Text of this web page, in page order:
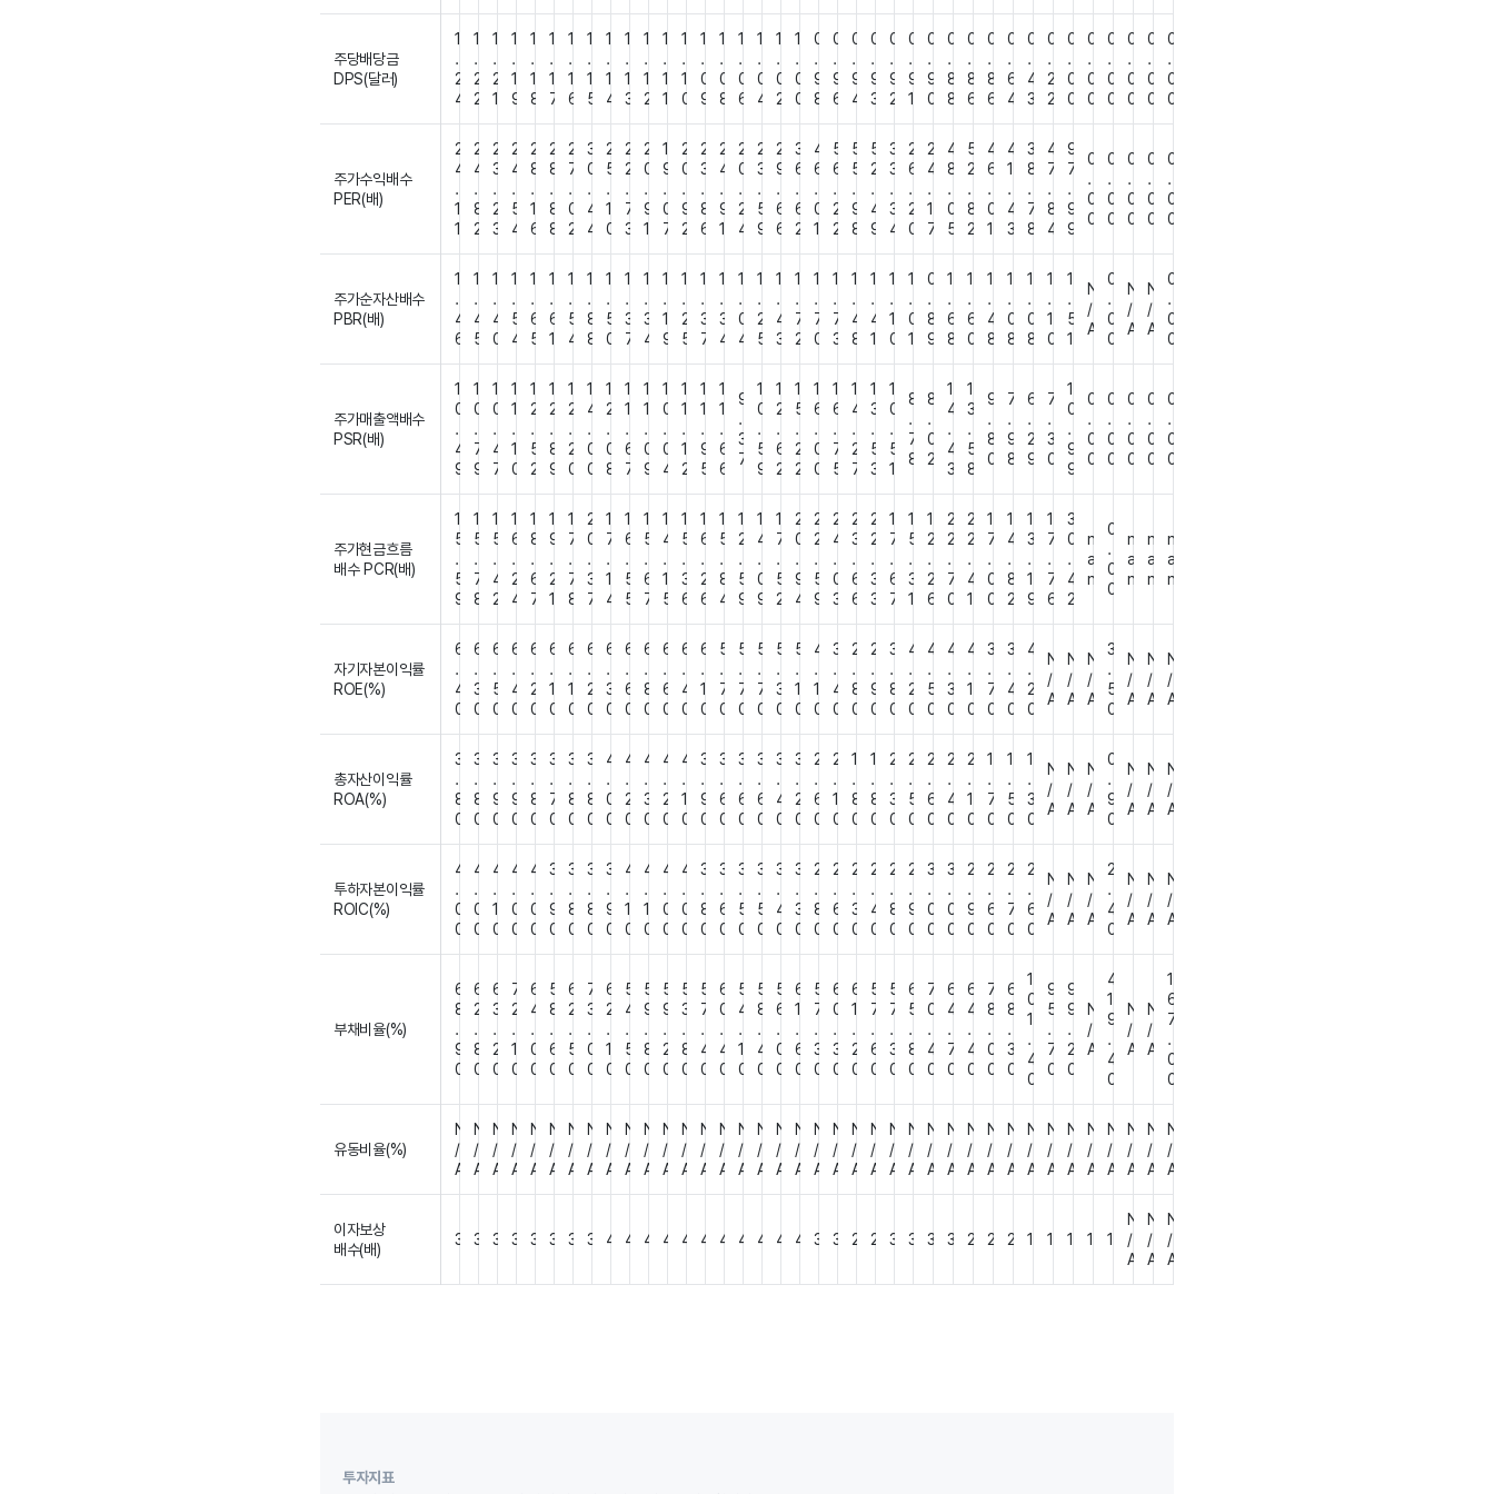
주당배당금
DPS(달러)
1
.
2
4
1
.
2
2
1
.
2
1
1
.
1
9
1
.
1
8
1
.
1
7
1
.
1
6
1
.
1
5
1
.
1
4
1
.
1
3
1
.
1
2
1
.
1
1
1
.
1
0
1
.
0
9
1
.
0
8
1
.
0
6
1
.
0
4
1
.
0
2
1
.
0
0
0
.
9
8
0
.
9
6
0
.
9
4
0
.
9
3
0
.
9
2
0
.
9
1
0
.
9
0
0
.
8
8
0
.
8
6
0
.
8
6
0
.
6
4
0
.
4
3
0
.
2
2
0
.
0
0
0
.
0
0
0
.
0
0
0
.
0
0
0
.
0
0
0
.
0
0
주가수익배수
PER(배)
2
4
.
1
1
2
4
.
8
2
2
3
.
2
3
2
4
.
5
4
2
8
.
1
6
2
8
.
8
8
2
7
.
0
2
3
0
.
4
4
2
5
.
1
0
2
2
.
7
3
2
0
.
9
1
1
9
.
0
7
2
0
.
9
2
2
3
.
8
6
2
4
.
9
1
2
0
.
2
4
2
3
.
5
9
2
9
.
6
6
3
6
.
6
2
4
6
.
0
1
5
6
.
2
2
5
5
.
9
8
5
2
.
4
9
3
3
.
3
4
2
6
.
2
0
2
4
.
1
7
4
8
.
0
5
5
2
.
8
2
4
6
.
0
1
4
1
.
4
3
3
8
.
7
8
4
7
.
8
4
9
7
.
9
9
0
.
0
0
0
.
0
0
0
.
0
0
0
.
0
0
0
.
0
0
주가순자산배수
PBR(배)
1
.
4
6
1
.
4
5
1
.
4
0
1
.
5
4
1
.
6
5
1
.
6
1
1
.
5
4
1
.
8
8
1
.
5
0
1
.
3
7
1
.
3
4
1
.
1
9
1
.
2
5
1
.
3
7
1
.
3
4
1
.
0
4
1
.
2
5
1
.
4
3
1
.
7
2
1
.
7
0
1
.
7
3
1
.
4
8
1
.
4
1
1
.
1
0
1
.
0
1
0
.
8
9
1
.
6
8
1
.
6
0
1
.
4
8
1
.
0
8
1
.
0
8
1
.
1
0
1
.
5
1
N
/
A
0
.
0
0
N
/
A
N
/
A
0
.
0
0
주가매출액배수
PSR(배)
1
0
.
4
9
1
0
.
7
9
1
0
.
4
7
1
1
.
1
0
1
2
.
5
2
1
2
.
8
9
1
2
.
2
0
1
4
.
0
0
1
2
.
0
8
1
1
.
6
7
1
1
.
0
9
1
0
.
0
4
1
1
.
1
2
1
1
.
9
5
1
1
.
6
6
9
.
3
7
1
0
.
5
9
1
2
.
6
2
1
5
.
2
2
1
6
.
0
0
1
6
.
7
5
1
4
.
2
7
1
3
.
5
3
1
0
.
5
1
8
.
7
8
8
.
0
2
1
4
.
4
3
1
3
.
5
8
9
.
8
0
7
.
9
8
6
.
2
9
7
.
3
0
1
0
.
9
9
0
.
0
0
0
.
0
0
0
.
0
0
0
.
0
0
0
.
0
0
주가현금흐름
배수 PCR(배)
1
5
.
5
9
1
5
.
7
8
1
5
.
4
2
1
6
.
2
4
1
8
.
6
7
1
9
.
2
1
1
7
.
7
8
2
0
.
3
7
1
7
.
1
4
1
6
.
5
5
1
5
.
6
7
1
4
.
1
5
1
5
.
3
6
1
6
.
2
6
1
5
.
8
4
1
2
.
5
9
1
4
.
0
9
1
7
.
5
2
2
0
.
9
4
2
2
.
5
9
2
4
.
0
3
2
3
.
6
6
2
2
.
3
3
1
7
.
6
7
1
5
.
3
1
1
2
.
2
6
2
2
.
7
0
2
2
.
4
1
1
7
.
0
0
1
4
.
8
2
1
3
.
1
9
1
7
.
7
6
3
0
.
4
2
n
a
n
0
.
0
0
n
a
n
n
a
n
n
a
n
자기자본이익률
ROE(%)
6
.
4
0
6
.
3
0
6
.
5
0
6
.
4
0
6
.
2
0
6
.
1
0
6
.
1
0
6
.
2
0
6
.
3
0
6
.
6
0
6
.
8
0
6
.
6
0
6
.
4
0
6
.
1
0
5
.
7
0
5
.
7
0
5
.
7
0
5
.
3
0
5
.
1
0
4
.
1
0
3
.
4
0
2
.
8
0
2
.
9
0
3
.
8
0
4
.
2
0
4
.
5
0
4
.
3
0
4
.
1
0
3
.
7
0
3
.
4
0
4
.
2
0
N
/
A
N
/
A
N
/
A
3
.
5
0
N
/
A
N
/
A
N
/
A
총자산이익률
ROA(%)
3
.
8
0
3
.
8
0
3
.
9
0
3
.
9
0
3
.
8
0
3
.
7
0
3
.
8
0
3
.
8
0
4
.
0
0
4
.
2
0
4
.
3
0
4
.
2
0
4
.
1
0
3
.
9
0
3
.
6
0
3
.
6
0
3
.
6
0
3
.
4
0
3
.
2
0
2
.
6
0
2
.
1
0
1
.
8
0
1
.
8
0
2
.
3
0
2
.
5
0
2
.
6
0
2
.
4
0
2
.
1
0
1
.
7
0
1
.
5
0
1
.
3
0
N
/
A
N
/
A
N
/
A
0
.
9
0
N
/
A
N
/
A
N
/
A
투하자본이익률
ROIC(%)
4
.
0
0
4
.
0
0
4
.
1
0
4
.
0
0
4
.
0
0
3
.
9
0
3
.
8
0
3
.
8
0
3
.
9
0
4
.
1
0
4
.
1
0
4
.
0
0
4
.
0
0
3
.
8
0
3
.
6
0
3
.
5
0
3
.
5
0
3
.
4
0
3
.
3
0
2
.
8
0
2
.
6
0
2
.
3
0
2
.
4
0
2
.
8
0
2
.
9
0
3
.
0
0
3
.
0
0
2
.
9
0
2
.
6
0
2
.
7
0
2
.
6
0
N
/
A
N
/
A
N
/
A
2
.
4
0
N
/
A
N
/
A
N
/
A
부채비율(%)
6
8
.
9
0
6
2
.
8
0
6
3
.
2
0
7
2
.
1
0
6
4
.
0
0
5
8
.
6
0
6
2
.
5
0
7
3
.
0
0
6
2
.
1
0
5
4
.
5
0
5
9
.
8
0
5
9
.
2
0
5
3
.
8
0
5
7
.
4
0
6
0
.
4
0
5
4
.
1
0
5
8
.
4
0
5
6
.
0
0
6
1
.
6
0
5
7
.
3
0
6
0
.
3
0
6
1
.
2
0
5
7
.
6
0
5
7
.
3
0
6
5
.
8
0
7
0
.
4
0
6
4
.
7
0
6
4
.
4
0
7
8
.
0
0
6
8
.
3
0
1
0
1
.
4
0
9
5
.
7
0
9
9
.
2
0
N
/
A
4
1
9
.
4
0
N
/
A
N
/
A
1
6
7
.
0
0
유동비율(%)
N
/
A
N
/
A
N
/
A
N
/
A
N
/
A
N
/
A
N
/
A
N
/
A
N
/
A
N
/
A
N
/
A
N
/
A
N
/
A
N
/
A
N
/
A
N
/
A
N
/
A
N
/
A
N
/
A
N
/
A
N
/
A
N
/
A
N
/
A
N
/
A
N
/
A
N
/
A
N
/
A
N
/
A
N
/
A
N
/
A
N
/
A
N
/
A
N
/
A
N
/
A
N
/
A
N
/
A
N
/
A
N
/
A
이자보상
배수(배)
3 3 3 3 3 3 3 3 4 4 4 4 4 4 4 4 4 4 4 3 3 2 2 3 3 3 3 2 2 2 1 1 1 1 1
N
/
A
N
/
A
N
/
A
투자지표